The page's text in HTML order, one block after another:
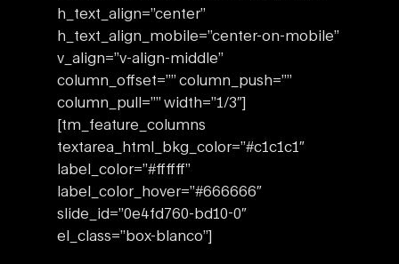
h_text_align=”center”
h_text_align_mobile=”center-on-mobile”
v_align=”v-align-middle”
column_offset=”” column_push=””
column_pull=”” width=”1/3″]
[tm_feature_columns
textarea_html_bkg_color=”#c1c1c1″
label_color=”#ffffff”
label_color_hover=”#666666″
slide_id=”0e4fd760-bd10-0″
el_class=”box-blanco”]